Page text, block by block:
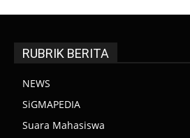
RUBRIK BERITA
NEWS
SiGMAPEDIA
Suara Mahasiswa